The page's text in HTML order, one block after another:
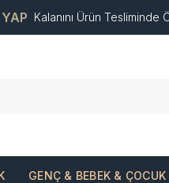
Kalanını Ürün Tesliminde
GENÇ & BEBEK & ÇOCUK